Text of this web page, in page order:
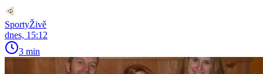
SportyŽivě
dnes, 15:12
3 min